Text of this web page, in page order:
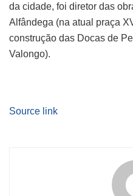
da cidade, foi diretor das
Alfândega (na atual praça
construção das Docas de
Valongo).
Source link